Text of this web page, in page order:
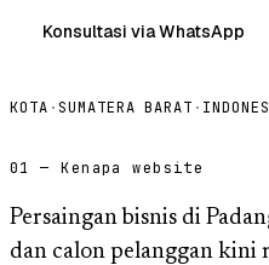
Konsultasi via WhatsApp
KOTA · SUMATERA BARAT ·
01 — Kenapa website
Persaingan bisnis di
dan calon pelanggan kini